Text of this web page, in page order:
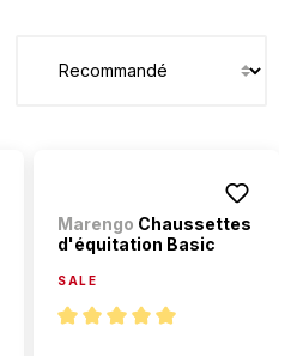
Marengo Chaussettes
d'équitation Basic
SALE